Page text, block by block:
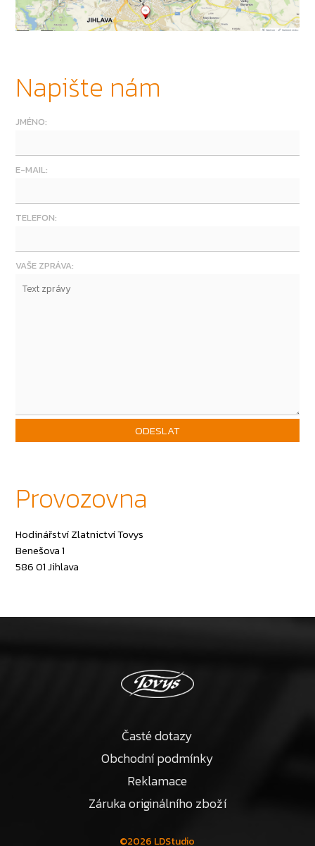
Napište nám
JMÉNO:
E-MAIL:
TELEFON:
VAŠE ZPRÁVA:
ODESLAT
Provozovna
Hodinářství Zlatnictví Tovys
Benešova 1
586 01 Jihlava
Časté dotazy
Obchodní podmínky
Reklamace
Záruka originálního zboží
©2026 LDStudio